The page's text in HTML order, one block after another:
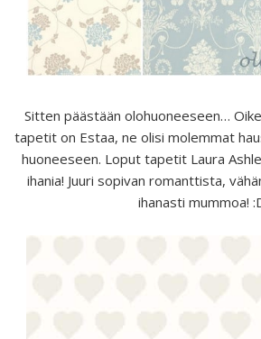
Sitten päästään olohuoneeseen…
tapetit on Estaa, ne olisi molemmat
huoneeseen. Loput tapetit Laura
ihania! Juuri sopivan romanttista,
ihanasti mummoa!